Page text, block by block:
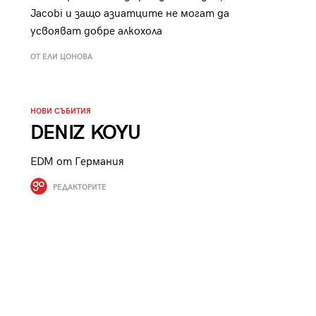
Jacobi и защо азиатците не могат да
усвояват добре алкохола
ОТ ЕЛИ ЦОНОВА
НОВИ СЪБИТИЯ
DENIZ KOYU
EDM от Германия
РЕДАКТОРИТЕ
Tender is the Wine – Какво
се пие на Лазурния бряг
29